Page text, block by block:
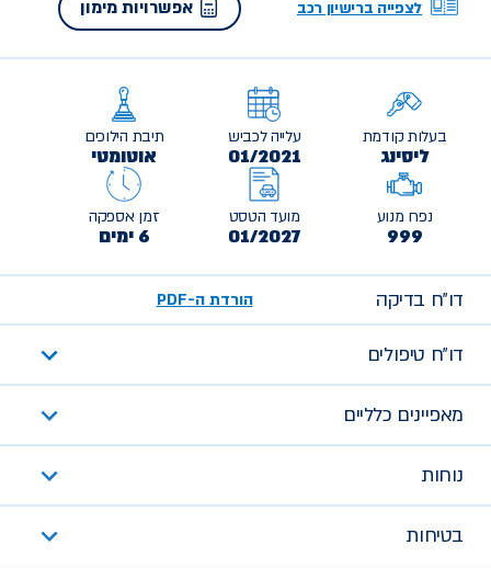
לצפייה ברישיון רכב אפשרויות מימון
בעלות קודמת
ליסינג
עלייה לכביש
01/2021
תיבת הילוכים
אוטומטי
נפח מנוע
999
מועד הטסט
01/2027
זמן אספקה
6 ימים
דו״ח בדיקה הורדת ה-PDF
דו״ח טיפולים
מאפיינים כלליים
נוחות
בטיחות